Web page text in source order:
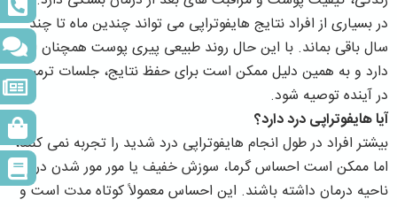
در بسیاری از افراد نتایج هایفوتراپی می تواند چندین ماه تا چند
سال باقی بماند. با این حال روند طبیعی پیری پوست همچنان ادامه
دارد و به همین دلیل ممکن است برای حفظ نتایج، جلسات ترمیمی
در آینده توصیه شود.
آیا هایفوتراپی درد دارد؟
بیشتر افراد در طول انجام هایفوتراپی درد شدید را تجربه نمی کنند،
اما ممکن است احساس گرما، سوزش خفیف یا مور مور شدن در
ناحیه درمان داشته باشند. این احساس معمولاً کوتاه مدت است و